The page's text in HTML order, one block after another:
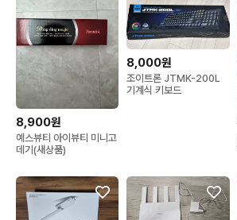
8,900원
예스뷰티 아이뷰티 미니고
데기(새상품)
8,000원
조이트론 JTMK-200L
기계식 키보드